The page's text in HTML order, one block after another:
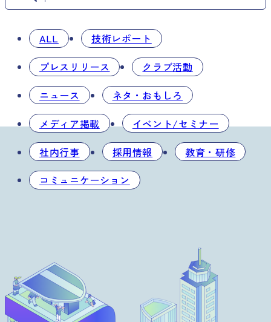
ALL
技術レポート
プレスリリース
クラブ活動
ニュース
ネタ・おもしろ
メディア掲載
イベント/セミナー
社内行事
採用情報
教育・研修
コミュニケーション